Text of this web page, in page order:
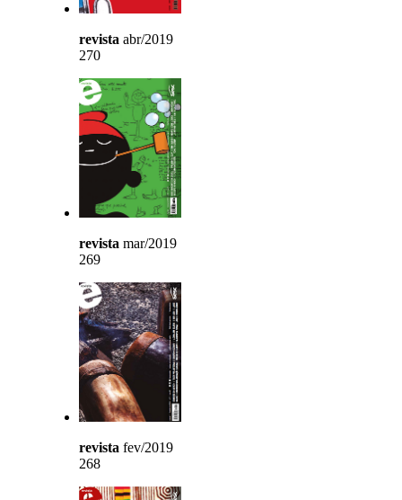
revista abr/2019
270
revista mar/2019
269
revista fev/2019
268